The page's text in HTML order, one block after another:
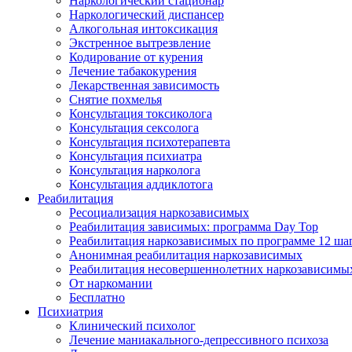
Наркологический диспансер
Алкогольная интоксикация
Экстренное вытрезвление
Кодирование от курения
Лечение табакокурения
Лекарственная зависимость
Снятие похмелья
Консультация токсиколога
Консультация сексолога
Консультация психотерапевта
Консультация психиатра
Консультация нарколога
Консультация аддиклотога
Реабилитация
Ресоциализация наркозависимых
Реабилитация зависимых: программа Day Top
Реабилитация наркозависимых по программе 12
Анонимная реабилитация наркозависимых
Реабилитация несовершеннолетних
От наркомании
Бесплатно
Психиатрия
Клинический психолог
Лечение маниакального-депрессивного психоза